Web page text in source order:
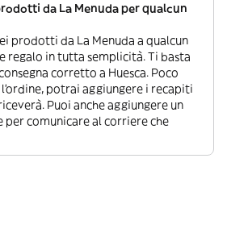
da La Menuda per qualcun
prodotti da La Menuda a qualcun
regalo in tutta semplicità. Ti basta
corretto a Huesca. Poco
potrai aggiungere i recapiti
Puoi anche aggiungere un
comunicare al corriere che